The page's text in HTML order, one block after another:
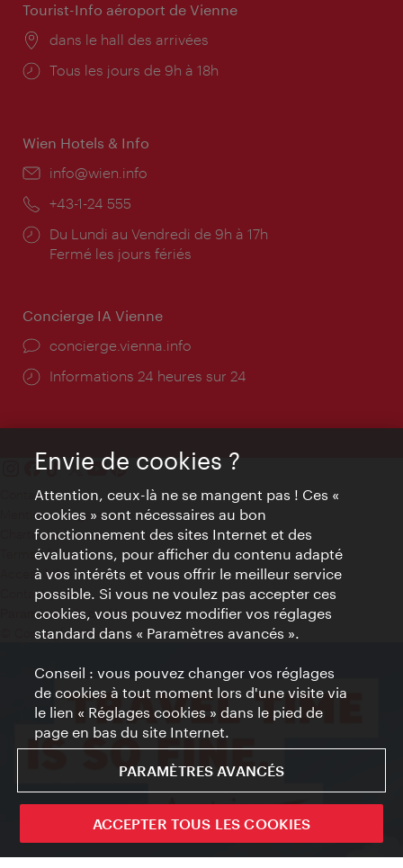
Tourist-Info aéroport de Vienne
Lieu:
dans le hall des arrivées
Horaires
Tous les jours de 9h à 18h
Wien Hotels & Info
E-
info@wien.info
Téléphone:
+43-1-24 555
Horaires
d'ouverture:
Du Lundi au Vendredi de 9h à 17h
Fermé les jours fériés
Concierge IA Vienne
Ort:
concierge.vienna.info
Öffnungszeiten:
Informations 24 heures sur 24
Contact
Mentions obligatoires
Charte sur le respect de la vie privée
Terms of Use
Accessibilité
Contact presse
Paramètres de cookies
© Copyright WienTourismus
Envie de cookies ?
Attention, ceux-là ne se mangent pas ! Ces «
cookies » sont nécessaires au bon
fonctionnement des sites Internet et des
évaluations, pour afficher du contenu adapté
à vos intérêts et vous offrir le meilleur service
possible. Si vous ne voulez pas accepter ces
cookies, vous pouvez modifier vos réglages
standard dans « Paramètres avancés ».
Conseil : vous pouvez changer vos réglages
de cookies à tout moment lors d'une visite via
le lien « Réglages cookies » dans le pied de
page en bas du site Internet.
PARAMÈTRES AVANCÉS
ACCEPTER TOUS LES COOKIES